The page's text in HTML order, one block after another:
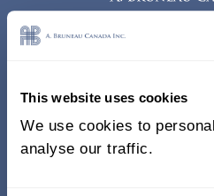
This website uses cookies
We use cookies to
analyse our traffic.
338, Rue
Bureau 011,
H2Y 1A3